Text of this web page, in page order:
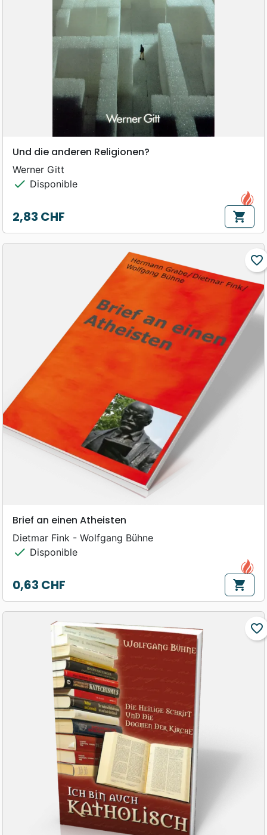
Und die anderen Religionen?
Werner Gitt
check Disponible
Prix
2,83 CHF shopping_cart
favorite_border
Brief an einen Atheisten
Dietmar Fink - Wolfgang Bühne
check Disponible
Prix
0,63 CHF shopping_cart
favorite_border